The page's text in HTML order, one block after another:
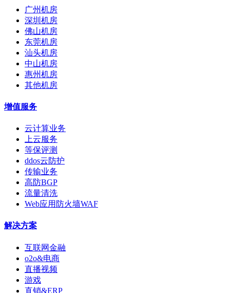
广州机房
深圳机房
佛山机房
东莞机房
汕头机房
中山机房
惠州机房
其他机房
增值服务
云计算业务
上云服务
等保评测
ddos云防护
传输业务
高防BGP
流量清洗
Web应用防火墙WAF
解决方案
互联网金融
o2o&电商
直播视频
游戏
直销&ERP